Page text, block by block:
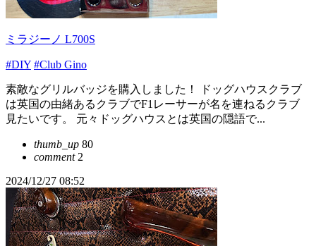
ミラジーノ L700S
#DIY #Club Gino
素敵なグリルバッジを購入しました！ ドッグハウスクラブ
は英国の由緒あるクラブでF1レーサーが名を連ねるクラブ
見たいです。 元々ドッグハウスとは英国の隠語で...
thumb_up 80
comment2
2024/12/27 08:52